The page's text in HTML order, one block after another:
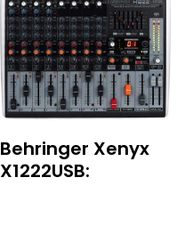
Behringer Xenyx
X1222USB: